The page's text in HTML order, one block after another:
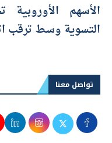
الأسهم
التسوية وسط ترقب
تواصل معنا